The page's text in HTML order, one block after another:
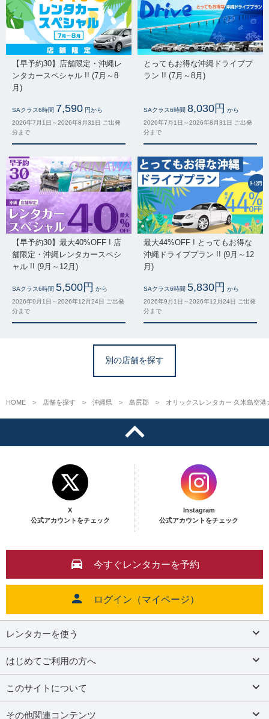
【早予約30】店舗限定・沖縄レ
ンタカースペシャル !! (7月～8
月)
SAクラス6時間 7,590 円から
2026年7月1日～2026年8月31日 ご出発
分まで
とってもお得な沖縄ドライブプ
ラン !! (7月～8月)
SAクラス6時間 8,030円 から
2026年7月1日～2026年8月31日 ご出発
分まで
【早予約30】最大40%OFF ! 店
舗限定・沖縄レンタカースペシ
ャル !! (9月～12月)
SAクラス6時間 5,500円 から
2026年9月1日～2026年12月24日 ご出発
分まで
最大44%OFF ! とってもお得な
沖縄ドライブプラン !! (9月～12
月)
SAクラス6時間 5,830円 から
2026年9月1日～2026年12月24日 ご出発
分まで
別の店舗を探す
HOME 店舗を探す 沖縄県 島尻郡 オリックスレンタカー 久米島空港
X
公式アカウントをチェック
Instagram
公式アカウントをチェック
今すぐレンタカーを予約
ログイン（マイページ）
レンタカーを使う
はじめてご利用の方へ
このサイトについて
その他関連コンテンツ